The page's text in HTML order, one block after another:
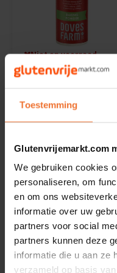
Toestemming
Glutenvrijemarkt.com
We gebruiken cookies
personaliseren, om
en om ons
informatie over uw
partners voor social
partners kunnen deze
informatie die u aan ze
verzameld op basis
Riso Scotti
Schär
Schnitzer
Slaapmutske
Sublimix
Swiet Moffo
Tasty Me
Niet op voorraad
Glutenvrij